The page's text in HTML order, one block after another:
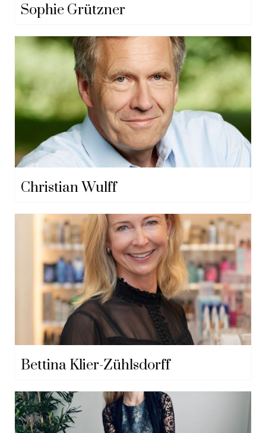
Sophie Grützner
Christian Wulff
Bettina Klier-Zühlsdorff